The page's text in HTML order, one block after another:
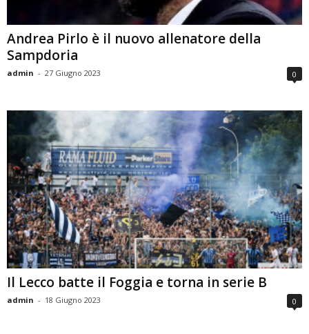
Andrea Pirlo è il nuovo allenatore della
Sampdoria
admin - 27 Giugno 2023 0
Il Lecco batte il Foggia e torna in serie B
admin - 18 Giugno 2023 0